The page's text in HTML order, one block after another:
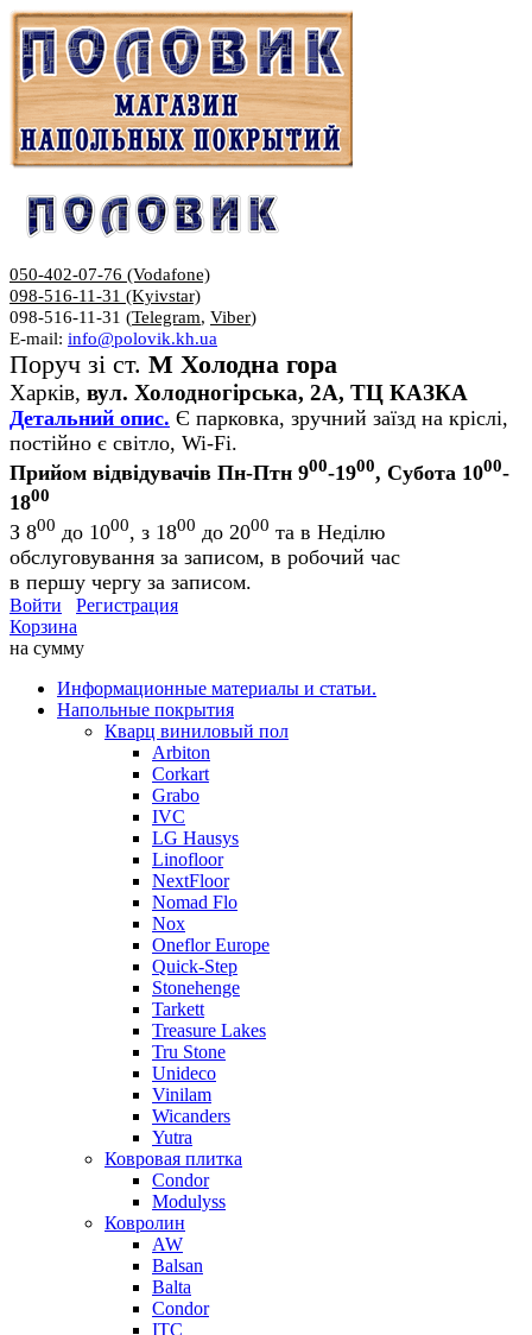
050-402-07-76 (Vodafone)
098-516-11-31 (Kyivstar)
098-516-11-31 (Telegram, Viber)
E-mail: info@polovik.kh.ua
Поруч зі ст. М Холодна гора
Харків, вул. Холодногірська, 2А, ТЦ КАЗКА
Детальний опис. Є парковка, зручний заїзд на кріслі,
постійно є світло, Wi-Fi.
Прийом відвідувачів Пн-Птн 900-1900, Субота 1000-
1800
З 800 до 1000, з 1800 до 2000 та в Неділю
обслуговування за записом, в робочий час
в першу чергу за записом.
Войти
Регистрация
Корзина
на сумму
Информационные материалы и статьи.
Напольные покрытия
Кварц виниловый пол
Arbiton
Corkart
Grabo
IVC
LG Hausys
Linofloor
NextFloor
Nomad Flo
Nox
Oneflor Europe
Quick-Step
Stonehenge
Tarkett
Treasure Lakes
Tru Stone
Unideco
Vinilam
Wicanders
Yutra
Ковровая плитка
Condor
Modulyss
Ковролин
AW
Balsan
Balta
Condor
ITC